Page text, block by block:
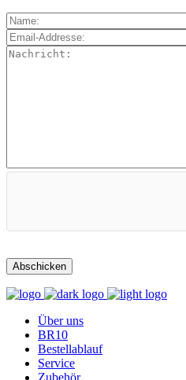
Über uns
BR10
Bestellablauf
Service
Zubehör